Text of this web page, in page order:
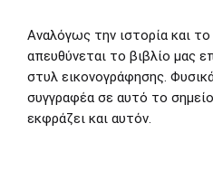
Αναλόγως την ιστορία και το
απευθύνεται το βιβλίο μας
στυλ εικονογράφησης.
συγγραφέα σε αυτό το
εκφράζει και αυτόν.